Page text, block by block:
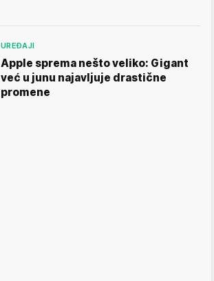
UREĐAJI
Apple sprema nešto veliko: Gigant
već u junu najavljuje drastične
promene